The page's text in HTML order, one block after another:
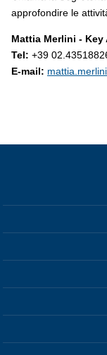
approfondire le
Mattia Merlini -
Tel: +39
E-mail: